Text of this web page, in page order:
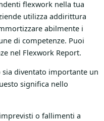
flexwork nella tua
utilizza addirittura
abilmente i
di competenze. Puoi
nel Flexwork Report.
diventato importante un
significa nello
o fallimenti a